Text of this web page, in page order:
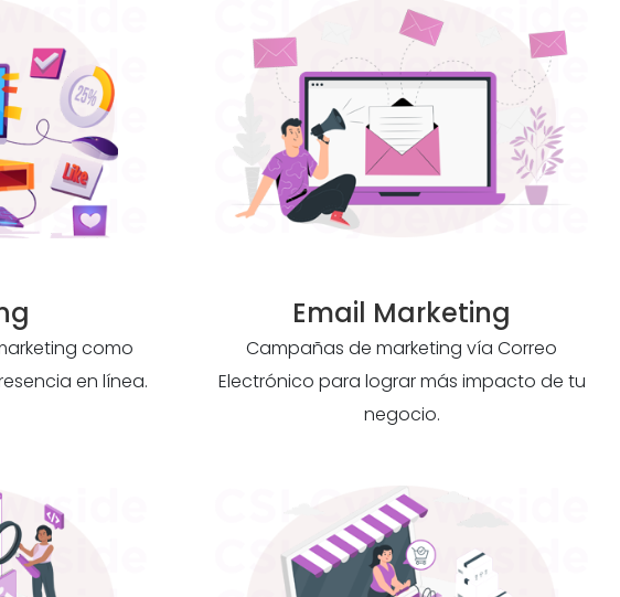
como
en línea.
Email Marketing
Campañas de marketing vía Correo
Electrónico para lograr más impacto de tu
negocio.